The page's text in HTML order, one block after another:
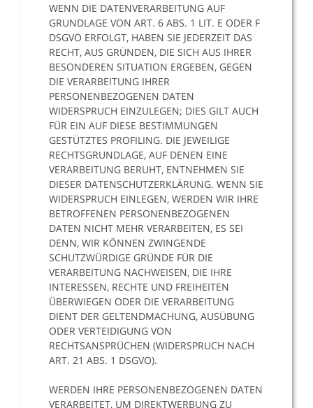
WENN DIE DATENVERARBEITUNG AUF
GRUNDLAGE VON ART. 6 ABS. 1 LIT. E ODER F
DSGVO ERFOLGT, HABEN SIE JEDERZEIT DAS
RECHT, AUS GRÜNDEN, DIE SICH AUS IHRER
BESONDEREN SITUATION ERGEBEN, GEGEN
DIE VERARBEITUNG IHRER
PERSONENBEZOGENEN DATEN
WIDERSPRUCH EINZULEGEN; DIES GILT AUCH
FÜR EIN AUF DIESE BESTIMMUNGEN
GESTÜTZTES PROFILING. DIE JEWEILIGE
RECHTSGRUNDLAGE, AUF DENEN EINE
VERARBEITUNG BERUHT, ENTNEHMEN SIE
DIESER DATENSCHUTZERKLÄRUNG. WENN SIE
WIDERSPRUCH EINLEGEN, WERDEN WIR IHRE
BETROFFENEN PERSONENBEZOGENEN
DATEN NICHT MEHR VERARBEITEN, ES SEI
DENN, WIR KÖNNEN ZWINGENDE
SCHUTZWÜRDIGE GRÜNDE FÜR DIE
VERARBEITUNG NACHWEISEN, DIE IHRE
INTERESSEN, RECHTE UND FREIHEITEN
ÜBERWIEGEN ODER DIE VERARBEITUNG
DIENT DER GELTENDMACHUNG, AUSÜBUNG
ODER VERTEIDIGUNG VON
RECHTSANSPRÜCHEN (WIDERSPRUCH NACH
ART. 21 ABS. 1 DSGVO).
WERDEN IHRE PERSONENBEZOGENEN DATEN
VERARBEITET, UM DIREKTWERBUNG ZU